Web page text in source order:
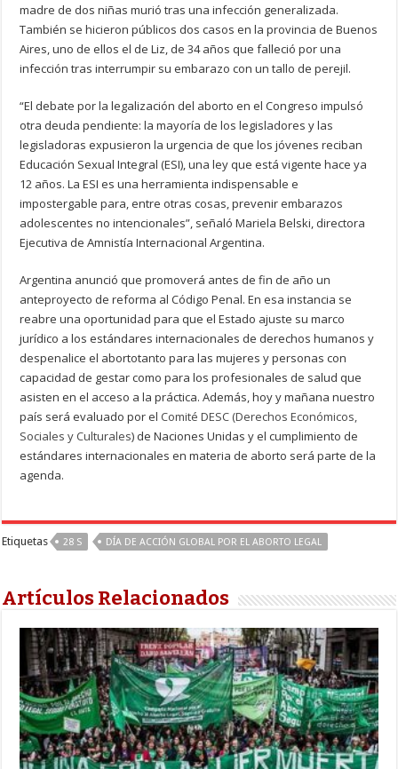
madre de dos niñas murió tras una infección generalizada.
También se hicieron públicos dos casos en la provincia de Buenos
Aires, uno de ellos el de Liz, de 34 años que falleció por una
infección tras interrumpir su embarazo con un tallo de perejil.
“El debate por la legalización del aborto en el Congreso impulsó
otra deuda pendiente: la mayoría de los legisladores y las
legisladoras expusieron la urgencia de que los jóvenes reciban
Educación Sexual Integral (ESI), una ley que está vigente hace ya
12 años. La ESI es una herramienta indispensable e
impostergable para, entre otras cosas, prevenir embarazos
adolescentes no intencionales”, señaló Mariela Belski, directora
Ejecutiva de Amnistía Internacional Argentina.
Argentina anunció que promoverá antes de fin de año un
anteproyecto de reforma al Código Penal. En esa instancia se
reabre una oportunidad para que el Estado ajuste su marco
jurídico a los estándares internacionales de derechos humanos y
despenalice el abortotanto para las mujeres y personas con
capacidad de gestar como para los profesionales de salud que
asisten en el acceso a la práctica. Además, hoy y mañana nuestro
país será evaluado por el Comité DESC (Derechos Económicos,
Sociales y Culturales) de Naciones Unidas y el cumplimiento de
estándares internacionales en materia de aborto será parte de la
agenda.
Etiquetas 28 S DÍA DE ACCIÓN GLOBAL POR EL ABORTO LEGAL
Artículos Relacionados